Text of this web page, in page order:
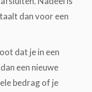
dan voor een
dat je in een
een nieuwe
bedrag of je